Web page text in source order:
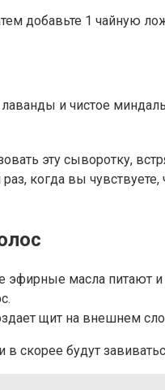
добавьте 1 чайную
и чистое
эту сыворотку,
когда вы
эфирные масла питают
щит на внешнем
скорее будут